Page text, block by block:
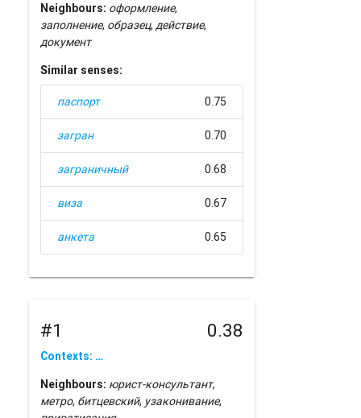
Neighbours: оформление,
заполнение, образец,действие,
документ
Similar senses:
паспорт 0.75
загран 0.70
заграничный 0.68
виза 0.67
анкета 0.65
#1 0.38
Contexts: …
Neighbours: юрист-консультант,
метро, битцевский, узаконивание,